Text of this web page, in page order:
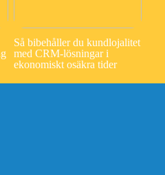
Så bibehåller du kundlojalitet
med CRM-lösningar i
ekonomiskt osäkra tider